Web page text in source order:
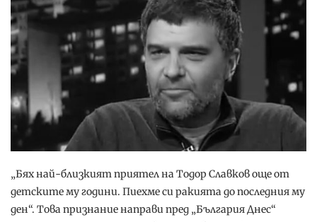
„Бях най-близкият приятел на Тодор Славков още от
детските му години. Пиехме си ракията до последния му
ден“. Това признание направи пред „България Днес“